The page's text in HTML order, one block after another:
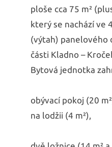
ploše cca 75 m²
který se nachází ve
(výtah) panelového
části Kladno –
Bytová jednotka
obývací pokoj (20
na lodžii (4 m²),